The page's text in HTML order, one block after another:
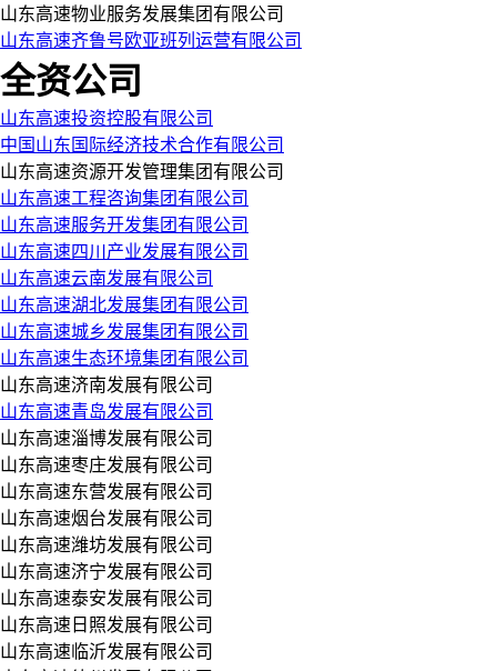
山东高速物业服务发展集团有限公司
山东高速齐鲁号欧亚班列运营有限公司
全资公司
山东高速投资控股有限公司
中国山东国际经济技术合作有限公司
山东高速资源开发管理集团有限公司
山东高速工程咨询集团有限公司
山东高速服务开发集团有限公司
山东高速四川产业发展有限公司
山东高速云南发展有限公司
山东高速湖北发展集团有限公司
山东高速城乡发展集团有限公司
山东高速生态环境集团有限公司
山东高速济南发展有限公司
山东高速青岛发展有限公司
山东高速淄博发展有限公司
山东高速枣庄发展有限公司
山东高速东营发展有限公司
山东高速烟台发展有限公司
山东高速潍坊发展有限公司
山东高速济宁发展有限公司
山东高速泰安发展有限公司
山东高速日照发展有限公司
山东高速临沂发展有限公司